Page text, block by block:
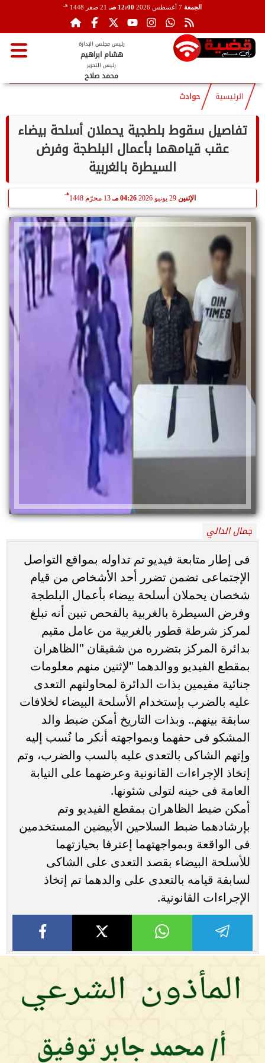
الجمعة 12:00 صـ 21 صفر 1448 هـ
رئيس مجلس الإدارة
هشام ابراهيم
رئيس التحرير
محمد صلاح
الرئيسية حوادث
تفاصيل سقوط بلطجية يحملان أسلحة بيضاء
عقب قيامهما بأعمال البلطجة وفرض
السيطرة بالغربية
الإثنين 04:26 مـ 13 محرّم 1448
هـ
جمال الدالي
فى إطار متابعة فيديو تم تداوله بمواقع التواصل
الإجتماعى تضمن تضرر أحد الأشخاص من قيام
شخصان يحملان أسلحة بيضاء بأعمال البلطجة
وفرض السيطرة بالغربية بالفحص تبين أنه تبلغ
لمركز شرطة قطور بالغربية من عامل مقيم
بدائرة المركز بتضرره من شقيقان "الظاهران
بمقطع الفيديو ووالدهما "لإثنين منهم معلومات
جنائية مقيمين بذات الدائرة لمحاولتهم التعدى
عليه بالضرب بإستخدام الأسلحة البيضاء لخلافات
سابقة بينهم.. وبذات التاريخ أمكن ضبط والد
المشكو فى حقهما وبمواجهته أنكر ما نُسب إليه
وإتهم الشاكى بالتعدى عليه بالسب والضرب، وتم
إتخاذ الإجراءات القانونية وعرضهما على النيابة
العامة فى حينه لتولى شئونها.
أمكن ضبط الظاهران بمقطع الفيديو وتم
بإرشادهما ضبط السلاحين الأبيضين المستخدمين
فى الواقعة وبمواجهتهما إعترفا بحيازتهما
للأسلحة البيضاء بقصد التعدى على الشاكى
لسابقة قيامه بالتعدى على والدهما تم إتخاذ
الإجراءات القانونية.